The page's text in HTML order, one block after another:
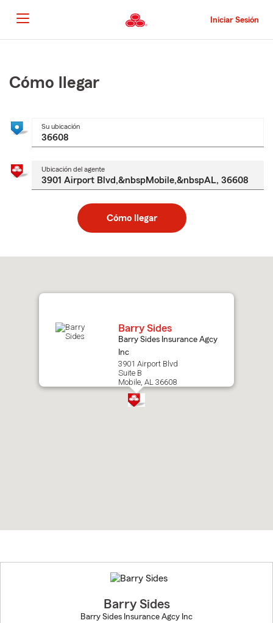
al
contenido
principal
Iniciar Sesión
principal
Cómo llegar
Su ubicación
Ubicación del agente
Cómo llegar
to
Barry Sides
Barry Sides Insurance Agcy
Inc
3901 Airport Blvd
Suite B
Mobile, AL 36608
to
before
Barry Sides
Barry Sides Insurance Agcy Inc